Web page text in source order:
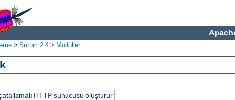
> Sürüm 2.4 > Modüller
HTTP sunucusu oluşturur